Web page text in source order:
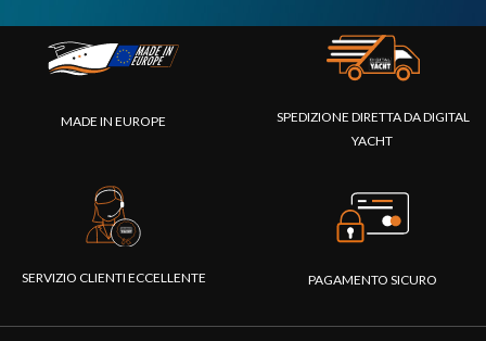
MADE IN EUROPE
SPEDIZIONE DIRETTA DA DIGITAL
YACHT
SERVIZIO CLIENTI ECCELLENTE PAGAMENTO SICURO